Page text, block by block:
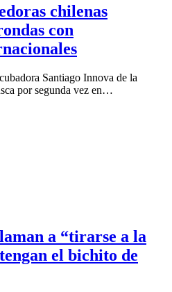
chilenas
con
Santiago Innova de la
por segunda vez en…
a “tirarse a la
el bichito de